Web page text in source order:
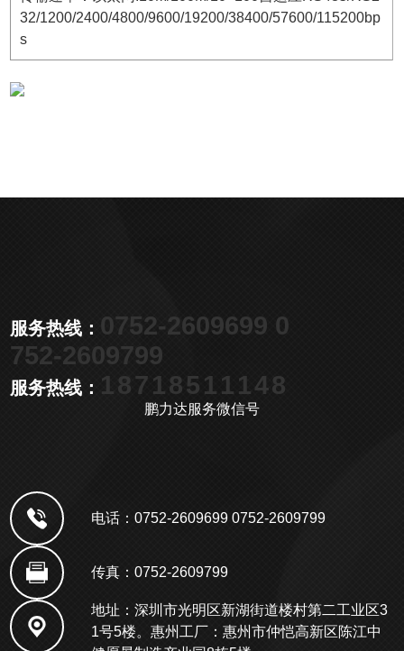
32/1200/2400/4800/9600/19200/38400/57600/115200bp
s
服务热线： 0752-2609699 0
752-2609799
服务热线： 18718511148
鹏力达服务微信号
电话：0752-2609699 0752-2609799
传真：0752-2609799
地址：深圳市光明区新湖街道楼村第二工业区3
1号5楼。惠州工厂：惠州市仲恺高新区陈江中